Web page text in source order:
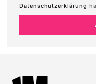
Datenschutzerklärung